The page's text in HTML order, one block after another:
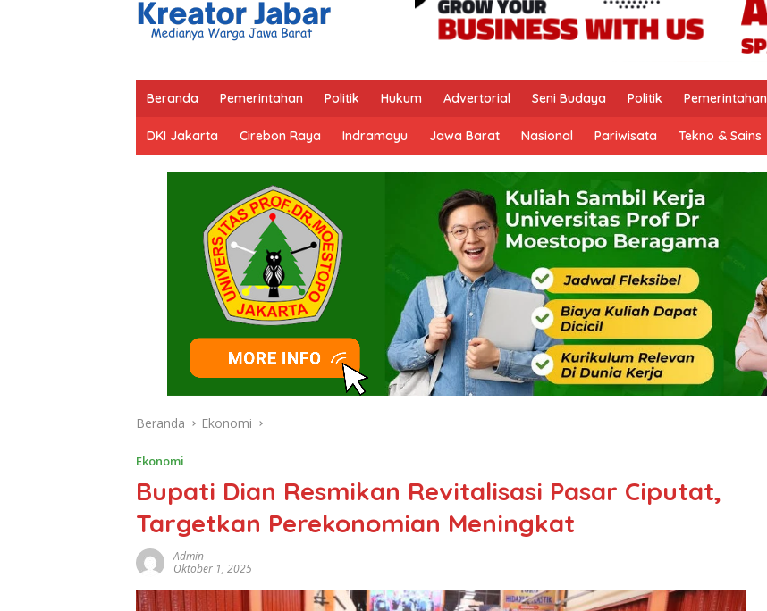
Beranda Pemerintahan Politik Hukum Advertorial Seni Budaya Politik Pemerintahan
DKI Jakarta Cirebon Raya Indramayu Jawa Barat Nasional Pariwisata Tekno & Sains
Beranda Ekonomi
Ekonomi
Bupati Dian Resmikan Revitalisasi Pasar Ciputat,
Targetkan Perekonomian Meningkat
Admin
Oktober 1, 2025